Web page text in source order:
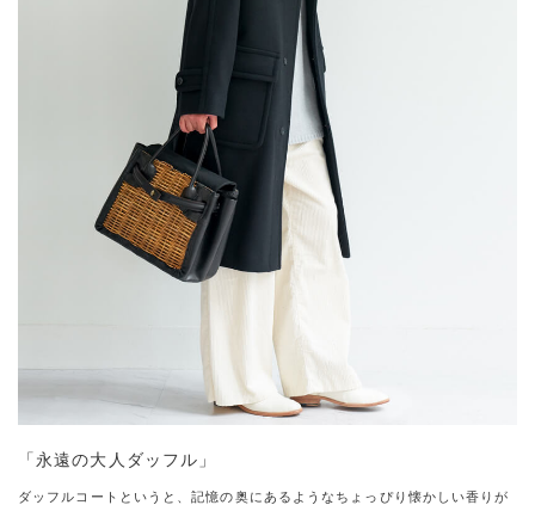
「永遠の大人ダッフル」
ダッフルコートというと、記憶の奥にあるようなちょっぴり懐かしい香りが